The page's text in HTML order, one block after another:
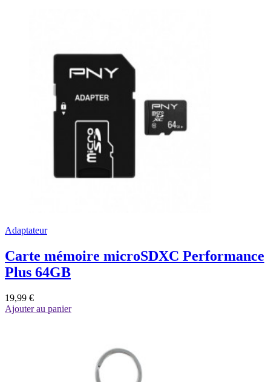
Adaptateur
Carte mémoire microSDXC Performance
Plus 64GB
19,99 €
Ajouter au panier